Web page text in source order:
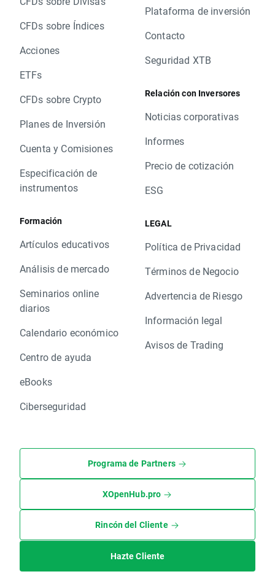
CFDs sobre Índices
Acciones
ETFs
CFDs sobre Crypto
Planes de Inversión
Cuenta y Comisiones
Especificación de
instrumentos
Formación
Artículos educativos
Análisis de mercado
Seminarios online
diarios
Calendario económico
Centro de ayuda
eBooks
Ciberseguridad
Plataforma de inversión
Contacto
Seguridad XTB
Relación con Inversores
Noticias corporativas
Informes
Precio de cotización
ESG
LEGAL
Política de Privacidad
Términos de Negocio
Advertencia de Riesgo
Información legal
Avisos de Trading
Programa de Partners
XOpenHub.pro
Rincón del Cliente
Hazte Cliente